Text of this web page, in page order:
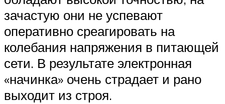
зачастую они не успевают
оперативно среагировать на
колебания напряжения в питающей
сети. В результате электронная
«начинка» очень страдает и рано
выходит из строя.